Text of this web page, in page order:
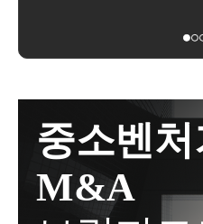
으시길 바라며이번 글은
니다.
여했을 경우, 최소한 이 정
죠?다만 증여로 보는 경우
과 실제로 받은 이자금액
야 합니다.​역산해보면
즉, 2억1,700만원까지는
내지 않게 되는것입니다.​​어
중소벤처
M&A